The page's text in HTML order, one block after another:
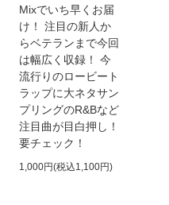
Mixでいち早くお届
け！ 注目の新人か
らベテランまで今回
は幅広く収録！ 今
流行りのロービート
ラップに大ネタサン
プリングのR&Bなど
注目曲が目白押し！
要チェック！
1,000円(税込1,100円)